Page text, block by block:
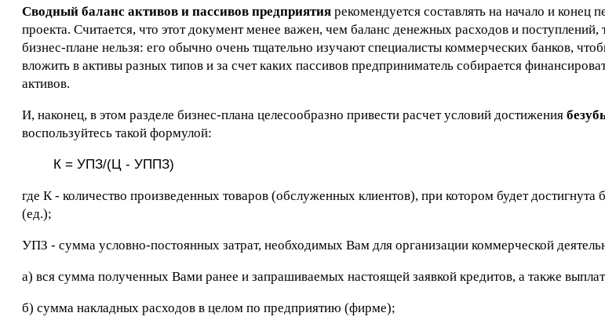
Сводный баланс активов и пассивов предприятия рекомендуется составлять на начало и конец
проекта. Считается, что этот документ менее важен, чем баланс денежных расходов и поступлений,
бизнес-плане нельзя: его обычно очень тщательно изучают специалисты коммерческих банков,
вложить в активы разных типов и за счет каких пассивов предприниматель собирается
активов.
И, наконец, в этом разделе бизнес-плана целесообразно привести расчет условий достижения
воспользуйтесь такой формулой:
К = УПЗ/(Ц - УППЗ)
где К - количество произведенных товаров (обслуженных клиентов), при котором будет
(ед.);
УПЗ - сумма условно-постоянных затрат, необходимых Вам для организации коммерческой
а) вся сумма полученных Вами ранее и запрашиваемых настоящей заявкой кредитов, а также
б) сумма накладных расходов в целом по предприятию (фирме);